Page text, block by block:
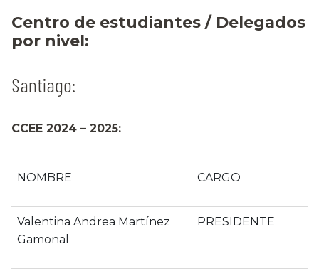
Centro de estudiantes / Delegados
por nivel:
Santiago:
CCEE 2024 – 2025:
NOMBRE CARGO
Valentina Andrea Martínez
Gamonal
PRESIDENTE